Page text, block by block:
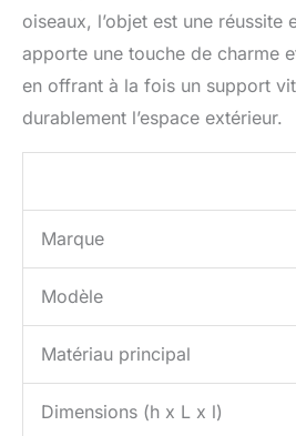
oiseaux, l’objet est une réussite
apporte une touche de charme
en offrant à la fois un support
durablement l’espace extérieur.
Marque
Modèle
Matériau principal
Dimensions (h x L x l)